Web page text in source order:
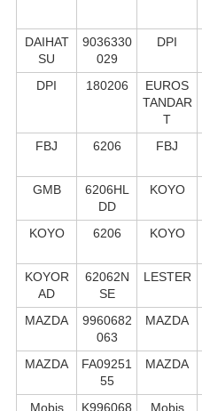
DAIHAT
SU
9036330
029
DPI
DPI 180206
EUROS
TANDAR
T
FBJ 6206 FBJ
GMB
6206HL
DD
KOYO
KOYO
6206 KOYO
KOYOR
AD
62062N
SE
LESTER
MAZDA
9960682
063
MAZDA
MAZDA
FA09251
55
MAZDA
Mobis
K996068 Mobis